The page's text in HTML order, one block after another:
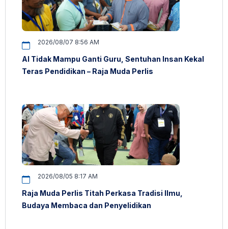
2026/08/07 8:56 AM
AI Tidak Mampu Ganti Guru, Sentuhan Insan Kekal
Teras Pendidikan – Raja Muda Perlis
2026/08/05 8:17 AM
Raja Muda Perlis Titah Perkasa Tradisi Ilmu,
Budaya Membaca dan Penyelidikan